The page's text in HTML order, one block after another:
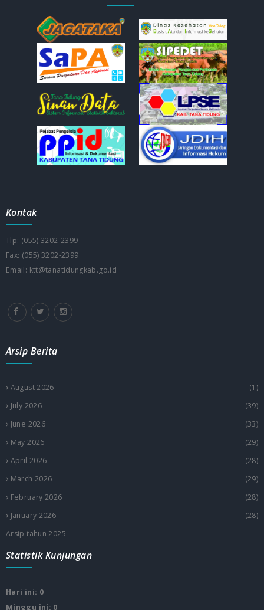
Kontak
Tlp: (055) 3202-2399
Fax: (055) 3202-2399
Email: ktt@tanatidungkab.go.id
Arsip Berita
August 2026
(1)
July 2026
(39)
June 2026
(33)
May 2026
(29)
April 2026
(28)
March 2026
(29)
February 2026
(28)
January 2026
(28)
Arsip tahun 2025
Statistik Kunjungan
Hari ini: 0
Minggu ini: 0